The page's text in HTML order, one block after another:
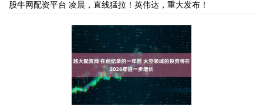
股牛网配资平台 凌晨，直线猛拉！英伟达，重大发布！